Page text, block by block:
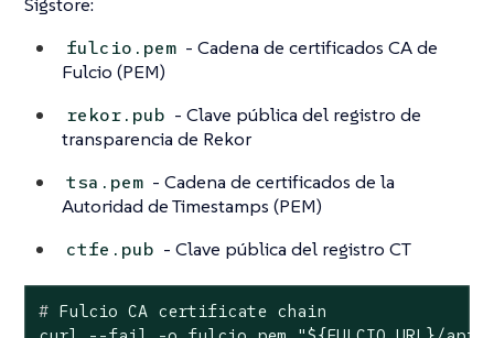
fulcio.pem - Cadena de certificados CA de
Fulcio (PEM)
rekor.pub - Clave pública del registro de
transparencia de Rekor
tsa.pem - Cadena de certificados de la
Autoridad de Timestamps (PEM)
ctfe.pub - Clave pública del registro CT
# Fulcio CA certificate chain